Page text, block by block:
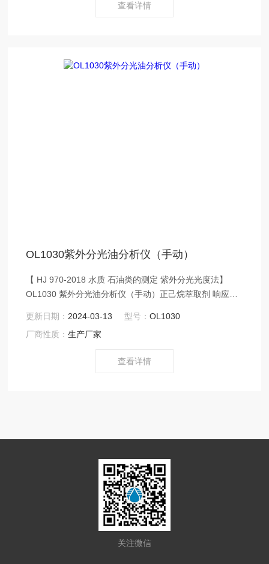
查看详情
OL1030紫外分光油分析仪（手动）
【 HJ 970-2018 水质 石油类的测定 紫外分光光度法】
OL1030 紫外分光油分析仪（手动）正己烷萃取剂 响应国
在 pH≤2 的条件下，样品中的油类物质被正己
烷萃取，萃取液经Na2SO4脱水，再经硅
nm 波长处测定吸光度，石油类含量与吸光度值
更新日期： 2024-03-13 型号：OL1030
厂商性质：生产厂家
查看详情
关注微信